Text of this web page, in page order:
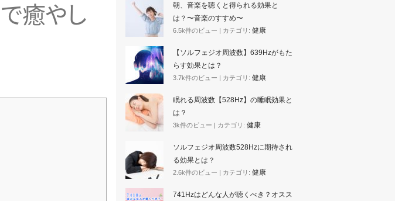
で癒やし
朝、音楽を聴くと得られる効果と
は？〜音楽のすすめ〜
6.5k件のビュー | カテゴリ: 健康
【ソルフェジオ周波数】639Hzがもた
らす効果とは？
3.7k件のビュー | カテゴリ: 健康
眠れる周波数【528Hz】の睡眠効果と
は？
3k件のビュー | カテゴリ: 健康
ソルフェジオ周波数528Hzに期待され
る効果とは？
2.6k件のビュー | カテゴリ: 健康
741Hzはどんな人が聴くべき？オスス